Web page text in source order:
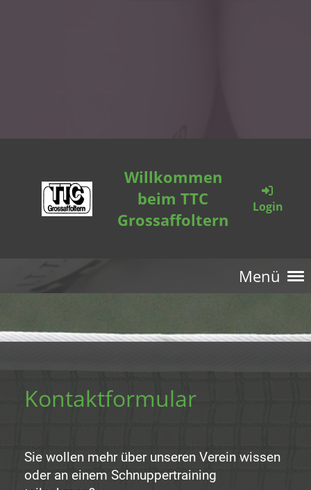
Willkommen
beim TTC
Grossaffoltern
Login
Menü
Kontaktformular
Sie wollen mehr über unseren Verein wissen
oder an einem Schnuppertraining